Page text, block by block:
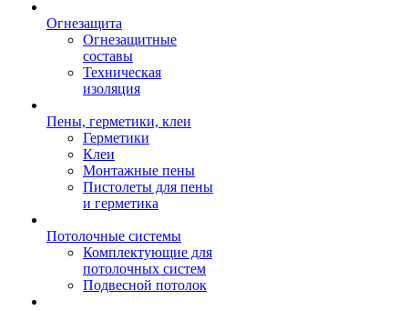
Огнезащита
Огнезащитные
составы
Техническая
изоляция
Пены, герметики, клеи
Герметики
Клеи
Монтажные пены
Пистолеты для пены
и герметика
Потолочные системы
Комплектующие для
потолочных систем
Подвесной потолок